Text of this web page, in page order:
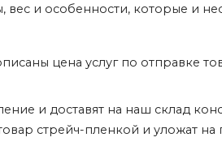
и особенности, которые и
цена услуг по отправке
и доставят на наш склад
стрейч-пленкой и уложат на